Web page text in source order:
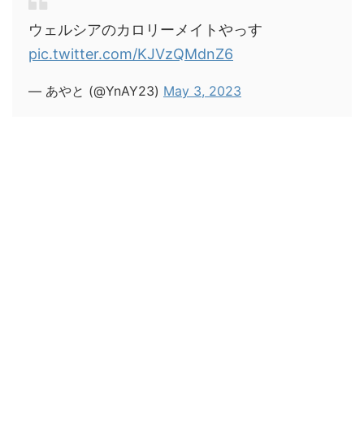
ウェルシアのカロリーメイトやっす
pic.twitter.com/KJVzQMdnZ6
— あやと (@YnAY23) May 3, 2023